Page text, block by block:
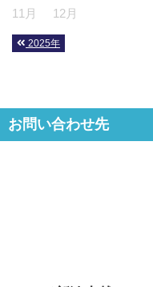
11月
12月
2025年
お問い合わせ先